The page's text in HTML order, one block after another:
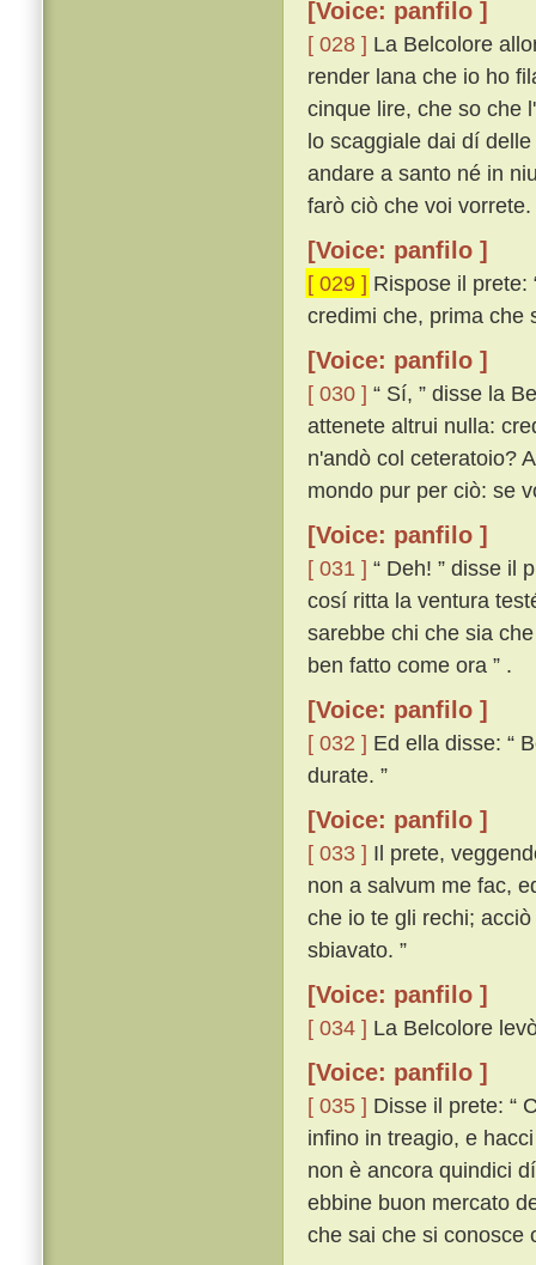
[Voice: panfilo ]
[ 028 ] La Belcolore
render lana che io ho
cinque lire, che so che
lo scaggiale dai dí
andare a santo né in
farò ciò che voi vorrete.
[Voice: panfilo ]
[ 029 ] Rispose il prete:
credimi che, prima che
[Voice: panfilo ]
[ 030 ] “ Sí, ” disse la
attenete altrui nulla:
n'andò col ceteratoio?
mondo pur per ciò: se
[Voice: panfilo ]
[ 031 ] “ Deh! ” disse il
cosí ritta la ventura
sarebbe chi che sia
ben fatto come ora ” .
[Voice: panfilo ]
[ 032 ] Ed ella disse: “
durate. ”
[Voice: panfilo ]
[ 033 ] Il prete,
non a salvum me fac,
che io te gli rechi;
sbiavato. ”
[Voice: panfilo ]
[ 034 ] La Belcolore
[Voice: panfilo ]
[ 035 ] Disse il prete: “
infino in treagio, e
non è ancora quindici
ebbine buon mercato
che sai che si conosce